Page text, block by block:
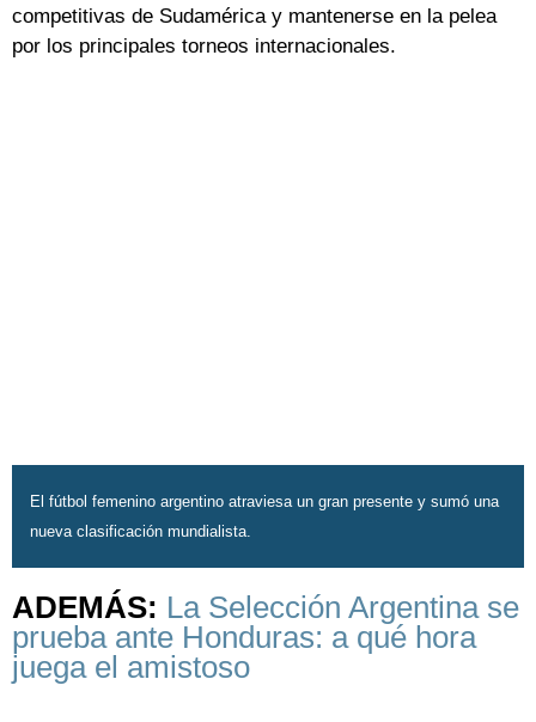
competitivas de Sudamérica y mantenerse en la pelea
por los principales torneos internacionales.
El fútbol femenino argentino atraviesa un gran presente y sumó una
nueva clasificación mundialista.
ADEMÁS: La Selección Argentina se
prueba ante Honduras: a qué hora
juega el amistoso